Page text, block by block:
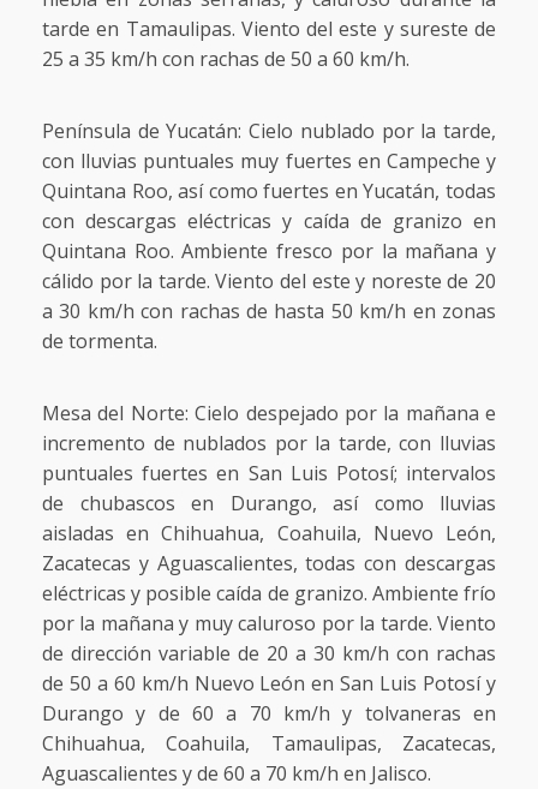
tarde en Tamaulipas. Viento del este y sureste de
25 a 35 km/h con rachas de 50 a 60 km/h.
Península de Yucatán: Cielo nublado por la tarde,
con lluvias puntuales muy fuertes en Campeche y
Quintana Roo, así como fuertes en Yucatán, todas
con descargas eléctricas y caída de granizo en
Quintana Roo. Ambiente fresco por la mañana y
cálido por la tarde. Viento del este y noreste de 20
a 30 km/h con rachas de hasta 50 km/h en zonas
de tormenta.
Mesa del Norte: Cielo despejado por la mañana e
incremento de nublados por la tarde, con lluvias
puntuales fuertes en San Luis Potosí; intervalos
de chubascos en Durango, así como lluvias
aisladas en Chihuahua, Coahuila, Nuevo León,
Zacatecas y Aguascalientes, todas con descargas
eléctricas y posible caída de granizo. Ambiente frío
por la mañana y muy caluroso por la tarde. Viento
de dirección variable de 20 a 30 km/h con rachas
de 50 a 60 km/h Nuevo León en San Luis Potosí y
Durango y de 60 a 70 km/h y tolvaneras en
Chihuahua, Coahuila, Tamaulipas, Zacatecas,
Aguascalientes y de 60 a 70 km/h en Jalisco.